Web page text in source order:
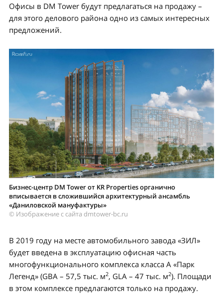
Офисы в DM Tower будут предлагаться на продажу –
для этого делового района одно из самых интересных
предложений.
Бизнес-центр DM Tower от KR Properties органично
вписывается в сложившийся архитектурный ансамбль
«Даниловской мануфактуры»
© Изображение с сайта dmtower-bc.ru
В 2019 году на месте автомобильного завода «ЗИЛ»
будет введена в эксплуатацию офисная часть
многофункционального комплекса класса А «Парк
Легенд» (GBA – 57,5 тыс. м2, GLA – 47 тыс. м2). Площади
в этом комплексе предлагаются только на продажу.